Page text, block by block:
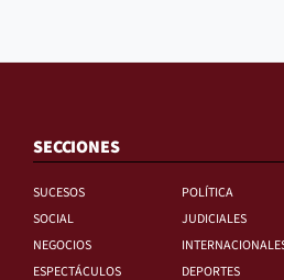
SECCIONES
SUCESOS
POLÍTICA
SOCIAL
JUDICIALES
NEGOCIOS
ESPECTÁCULOS
DEPORTES